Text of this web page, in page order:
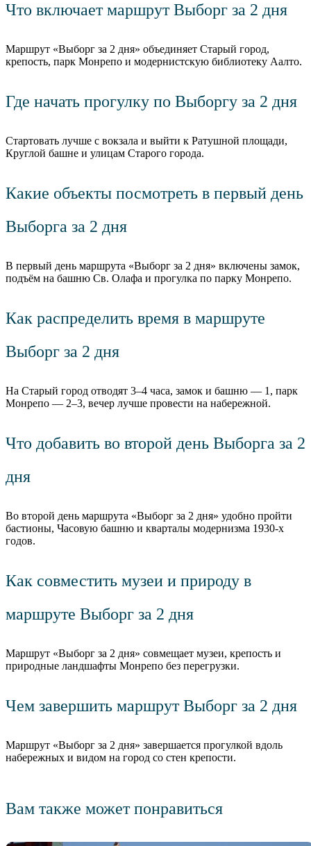
Что включает маршрут Выборг за 2 дня
Маршрут «Выборг за 2 дня» объединяет Старый город,
крепость, парк Монрепо и модернистскую библиотеку Аалто.
Где начать прогулку по Выборгу за 2 дня
Стартовать лучше с вокзала и выйти к Ратушной площади,
Круглой башне и улицам Старого города.
Какие объекты посмотреть в первый день
Выборга за 2 дня
В первый день маршрута «Выборг за 2 дня» включены замок,
подъём на башню Св. Олафа и прогулка по парку Монрепо.
Как распределить время в маршруте
Выборг за 2 дня
На Старый город отводят 3–4 часа, замок и башню — 1, парк
Монрепо — 2–3, вечер лучше провести на набережной.
Что добавить во второй день Выборга за 2
дня
Во второй день маршрута «Выборг за 2 дня» удобно пройти
бастионы, Часовую башню и кварталы модернизма 1930-х
годов.
Как совместить музеи и природу в
маршруте Выборг за 2 дня
Маршрут «Выборг за 2 дня» совмещает музеи, крепость и
природные ландшафты Монрепо без перегрузки.
Чем завершить маршрут Выборг за 2 дня
Маршрут «Выборг за 2 дня» завершается прогулкой вдоль
набережных и видом на город со стен крепости.
Вам также может понравиться